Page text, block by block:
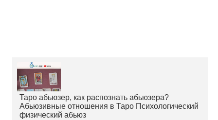
Таро абьюзер, как распознать абьюзера?
Абьюзивные отношения в Таро Психологический
физический абьюз